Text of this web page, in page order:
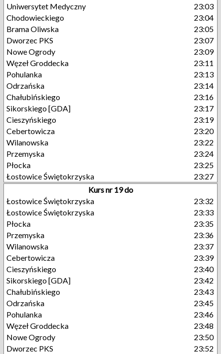
Uniwersytet Medyczny
23:03
Chodowieckiego
23:04
Brama Oliwska
23:05
Dworzec PKS
23:07
Nowe Ogrody
23:09
Węzeł Groddecka
23:11
Pohulanka
23:13
Odrzańska
23:14
Chałubińskiego
23:16
Sikorskiego [GDA]
23:17
Cieszyńskiego
23:19
Cebertowicza
23:20
Wilanowska
23:22
Przemyska
23:24
Płocka
23:25
Łostowice Świętokrzyska
23:27
Kurs nr 19 do
Łostowice Świętokrzyska
23:32
Łostowice Świętokrzyska
23:33
Płocka
23:35
Przemyska
23:36
Wilanowska
23:37
Cebertowicza
23:39
Cieszyńskiego
23:40
Sikorskiego [GDA]
23:42
Chałubińskiego
23:43
Odrzańska
23:45
Pohulanka
23:46
Węzeł Groddecka
23:48
Nowe Ogrody
23:50
Dworzec PKS
23:52